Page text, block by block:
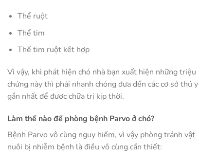
Thể ruột
Thể tim
Thể tim ruột kết hợp
Vì vậy, khi phát hiện chó nhà bạn xuất hiện những triệu
chứng này thì phải nhanh chóng đưa đến các cơ sở thú y
gần nhất để được chữa trị kịp thời.
Làm thế nào để phòng bệnh Parvo ở chó?
Bệnh Parvo vô cùng nguy hiểm, vì vậy phòng tránh vật
nuôi bị nhiễm bệnh là điều vô cùng cần thiết: